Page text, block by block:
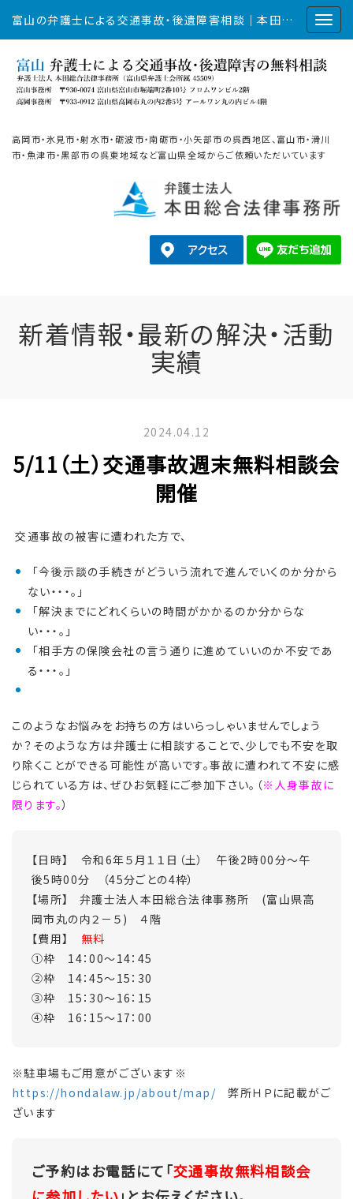
富山の弁護士による交通事故・後遺障害相談｜本田総合法律事務所
高岡市・氷見市・射水市・砺波市・南砺市・小矢部市の呉西地区、富山市・滑川
市・魚津市・黒部市の呉東地域など富山県全域からご依頼いただいています
新着情報・最新の解決・活動
実績
2024.04.12
5/11（土）交通事故週末無料相談会
開催
交通事故の被害に遭われた方で、
「今後示談の手続きがどういう流れで進んでいくのか分から
ない・・・。」
「解決までにどれくらいの時間がかかるのか分からな
い・・・。」
「相手方の保険会社の言う通りに進めていいのか不安であ
る・・・。」
このようなお悩みをお持ちの方はいらっしゃいませんでしょう
か？そのような方は弁護士に相談することで、少しでも不安を取
り除くことができる可能性が高いです。事故に遭われて不安に感
じられている方は、ぜひお気軽にご参加下さい。（※人身事故に
限ります。）
【日時】 令和6年５月１１日（土） 午後2時00分～午
後5時00分 （45分ごとの4枠）
【場所】 弁護士法人本田総合法律事務所 (富山県高
岡市丸の内２－５) ４階
【費用】 無料
①枠 14：00～14：45
②枠 14：45～15：30
③枠 15：30～16：15
④枠 16：15～17：00
※駐車場もご用意がございます※
https://hondalaw.jp/about/map/ 弊所ＨＰに記載がご
ざいます
ご予約はお電話にて「交通事故無料相談会